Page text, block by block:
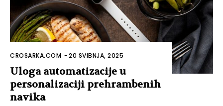
CROSARKA.COM -20 SVIBNJA, 2025
Uloga automatizacije u
personalizaciji prehrambenih
navika